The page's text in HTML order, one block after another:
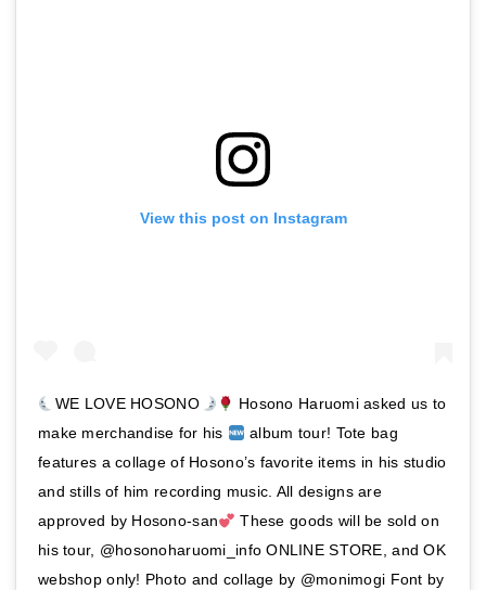
View this post on Instagram
WE LOVE HOSONO
Hosono Haruomi asked us to
make merchandise for his
album tour! Tote bag
features a collage of Hosono’s favorite items in his studio
and stills of him recording music. All designs are
approved by Hosono-san
These goods will be sold on
his tour, @hosonoharuomi_info ONLINE STORE, and OK
webshop only! Photo and collage by @monimogi Font by